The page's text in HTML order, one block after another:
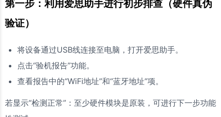
第一步：利用爱思助手进行初步排查（硬件真伪
验证）
将设备通过USB线连接至电脑，打开爱思助手。
点击“验机报告”功能。
查看报告中的“WiFi地址”和“蓝牙地址”项。
若显示“检测正常”：至少硬件模块是原装，可进行下一步功能